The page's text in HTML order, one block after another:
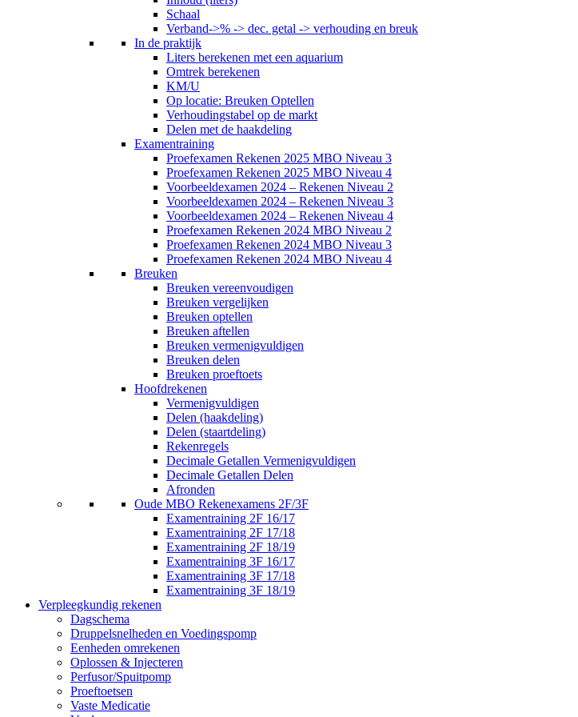
Schaal
Verband->% -> dec. getal -> verhouding en breuk
In de praktijk
Liters berekenen met een aquarium
Omtrek berekenen
KM/U
Op locatie: Breuken Optellen
Verhoudingstabel op de markt
Delen met de haakdeling
Examentraining
Proefexamen Rekenen 2025 MBO Niveau 3
Proefexamen Rekenen 2025 MBO Niveau 4
Voorbeeldexamen 2024 – Rekenen Niveau 2
Voorbeeldexamen 2024 – Rekenen Niveau 3
Voorbeeldexamen 2024 – Rekenen Niveau 4
Proefexamen Rekenen 2024 MBO Niveau 2
Proefexamen Rekenen 2024 MBO Niveau 3
Proefexamen Rekenen 2024 MBO Niveau 4
Breuken
Breuken vereenvoudigen
Breuken vergelijken
Breuken optellen
Breuken aftellen
Breuken vermenigvuldigen
Breuken delen
Breuken proeftoets
Hoofdrekenen
Vermenigvuldigen
Delen (haakdeling)
Delen (staartdeling)
Rekenregels
Decimale Getallen Vermenigvuldigen
Decimale Getallen Delen
Afronden
Oude MBO Rekenexamens 2F/3F
Examentraining 2F 16/17
Examentraining 2F 17/18
Examentraining 2F 18/19
Examentraining 3F 16/17
Examentraining 3F 17/18
Examentraining 3F 18/19
Verpleegkundig rekenen
Dagschema
Druppelsnelheden en Voedingspomp
Eenheden omrekenen
Oplossen & Injecteren
Perfusor/Spuitpomp
Proeftoetsen
Vaste Medicatie